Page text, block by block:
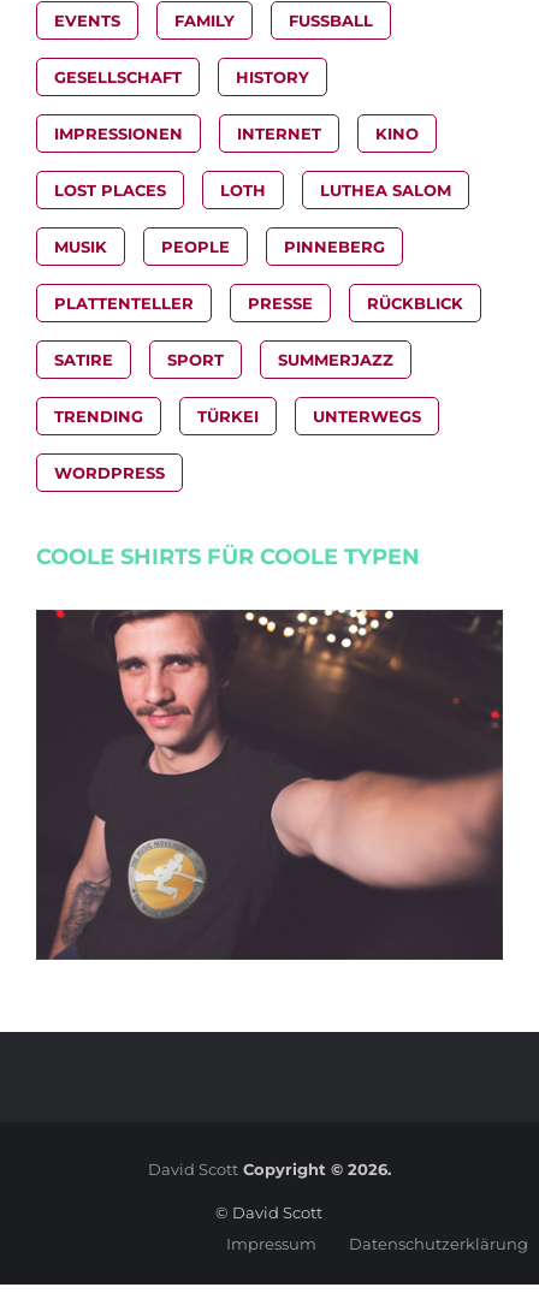
EVENTS FAMILY FUSSBALL
GESELLSCHAFT HISTORY
IMPRESSIONEN INTERNET KINO
LOST PLACES LOTH LUTHEA SALOM
MUSIK PEOPLE PINNEBERG
PLATTENTELLER PRESSE RÜCKBLICK
SATIRE SPORT SUMMERJAZZ
TRENDING TÜRKEI UNTERWEGS
WORDPRESS
COOLE SHIRTS FÜR COOLE TYPEN
David ScottCopyright © 2026.
© David Scott
Impressum
Datenschutzerklärung